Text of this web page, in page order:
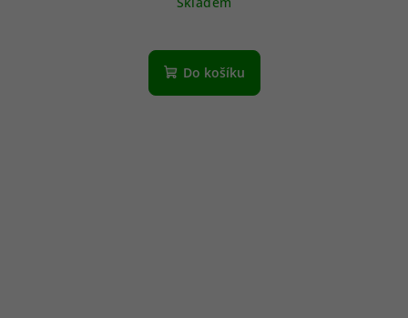
Do košíku